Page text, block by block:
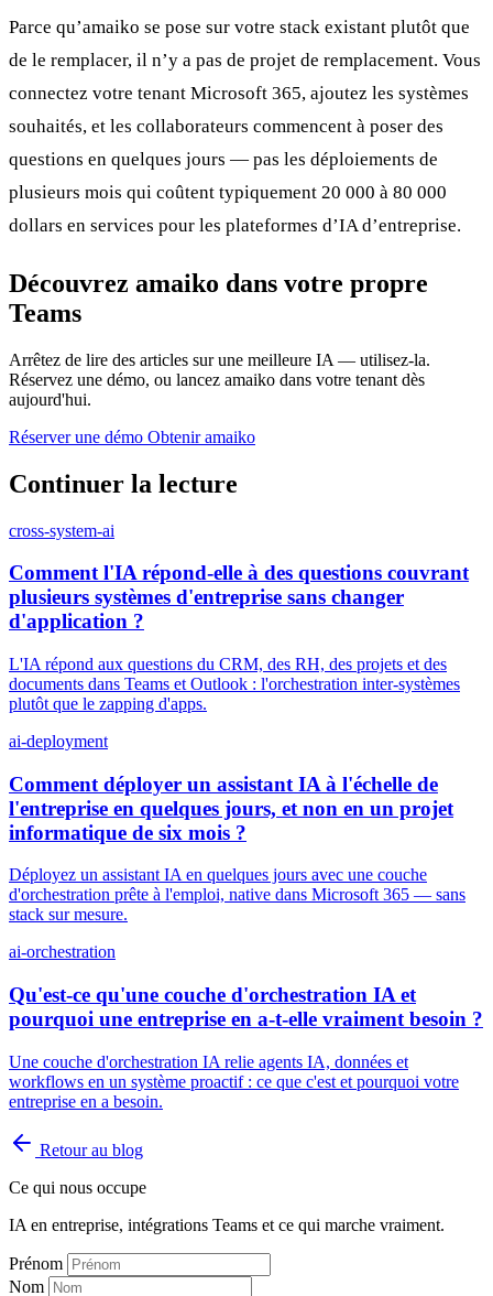
Parce qu’amaiko se pose sur votre stack existant plutôt que
de le remplacer, il n’y a pas de projet de remplacement. Vous
connectez votre tenant Microsoft 365, ajoutez les systèmes
souhaités, et les collaborateurs commencent à poser des
questions en quelques jours — pas les déploiements de
plusieurs mois qui coûtent typiquement 20 000 à 80 000
dollars en services pour les plateformes d’IA d’entreprise.
Découvrez amaiko dans votre propre
Teams
Arrêtez de lire des articles sur une meilleure IA — utilisez-la.
Réservez une démo, ou lancez amaiko dans votre tenant dès
aujourd'hui.
Réserver une démo Obtenir amaiko
Continuer la lecture
cross-system-ai
Comment l'IA répond-elle à des questions couvrant
plusieurs systèmes d'entreprise sans changer
d'application ?
L'IA répond aux questions du CRM, des RH, des projets et des
documents dans Teams et Outlook : l'orchestration inter-systèmes
plutôt que le zapping d'apps.
ai-deployment
Comment déployer un assistant IA à l'échelle de
l'entreprise en quelques jours, et non en un projet
informatique de six mois ?
Déployez un assistant IA en quelques jours avec une couche
d'orchestration prête à l'emploi, native dans Microsoft 365 — sans
stack sur mesure.
ai-orchestration
Qu'est-ce qu'une couche d'orchestration IA et
pourquoi une entreprise en a-t-elle vraiment besoin ?
Une couche d'orchestration IA relie agents IA, données et
workflows en un système proactif : ce que c'est et pourquoi votre
entreprise en a besoin.
Retour au blog
Ce qui nous occupe
IA en entreprise, intégrations Teams et ce qui marche vraiment.
Prénom
Nom